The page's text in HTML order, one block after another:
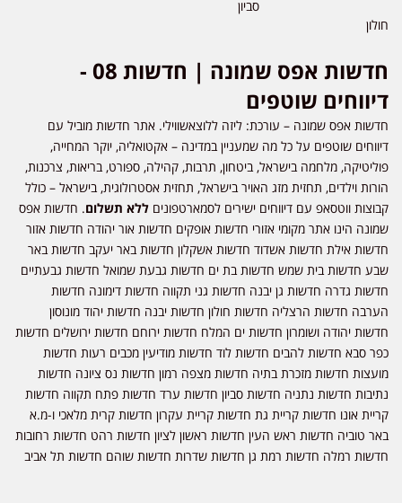
חולון
סביון
חדשות אפס שמונה | חדשות 08 -
דיווחים שוטפים
חדשות אפס שמונה – עורכת: ליזה ללוצאשווילי. אתר חדשות מוביל עם
דיווחים שוטפים על כל מה שמעניין במדינה – אקטואליה, יוקר המחייה,
פוליטיקה, מלחמה בישראל, ביטחון, תרבות, קהילה, ספורט, בריאות, צרכנות,
הורות וילדים, תחזית מזג האויר בישראל, תחזית אסטרולוגית, בישראל – כולל
קבוצות ווטסאפ עם דיווחים ישירים לסמארטפונים ללא תשלום. חדשות אפס
שמונה הינו אתר מקומי אזורי חדשות אופקים חדשות אור יהודה חדשות אזור
חדשות אילת חדשות אשדוד חדשות אשקלון חדשות באר יעקב חדשות באר
שבע חדשות בית שמש חדשות בת ים חדשות גבעת שמואל חדשות גבעתיים
חדשות גדרה חדשות גן יבנה חדשות גני תקווה חדשות דימונה חדשות
הערבה חדשות הרצליה חדשות חולון חדשות יבנה חדשות יהוד מונוסון
חדשות יהודה ושומרון חדשות ים המלח חדשות ירוחם חדשות ירושלים חדשות
כפר סבא חדשות להבים חדשות לוד חדשות מודיעין מכבים רעות חדשות
מועצות חדשות מזכרת בתיה חדשות מצפה רמון חדשות נס ציונה חדשות
נתיבות חדשות נתניה חדשות סביון חדשות ערד חדשות פתח תקווה חדשות
קריית אונו חדשות קריית גת חדשות קריית עקרון חדשות קרית מלאכי ו-מ.א
באר טוביה חדשות ראש העין חדשות ראשון לציון חדשות רהט חדשות רחובות
חדשות רמלה חדשות רמת גן חדשות שדרות חדשות שוהם חדשות תל אביב